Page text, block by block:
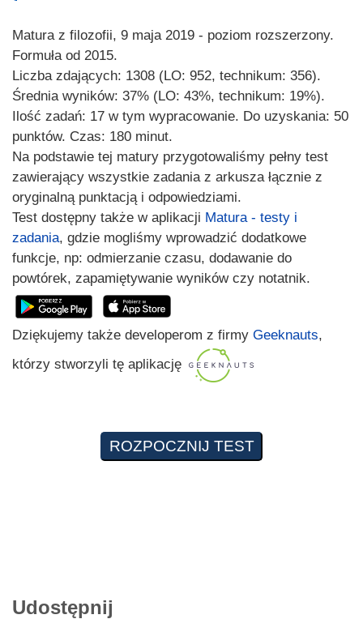
Matura z filozofii, 9 maja 2019 - poziom rozszerzony.
Formuła od 2015.
Liczba zdających: 1308 (LO: 952, technikum: 356).
Średnia wyników: 37% (LO: 43%, technikum: 19%).
Ilość zadań: 17 w tym wypracowanie. Do uzyskania: 50
punktów. Czas: 180 minut.
Na podstawie tej matury przygotowaliśmy pełny test
zawierający wszystkie zadania z arkusza łącznie z
oryginalną punktacją i odpowiedziami.
Test dostępny także w aplikacji Matura - testy i
zadania, gdzie mogliśmy wprowadzić dodatkowe
funkcje, np: odmierzanie czasu, dodawanie do
powtórek, zapamiętywanie wyników czy notatnik.
Dziękujemy także developerom z firmy Geeknauts,
którzy stworzyli tę aplikację
Udostępnij